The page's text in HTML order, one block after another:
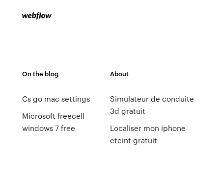
On the blog
Cs go mac settings
Microsoft freecell
windows 7 free
About
Simulateur de conduite
3d gratuit
Localiser mon iphone
eteint gratuit